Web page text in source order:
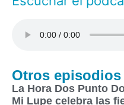
Otros episodios
La Hora Dos Punto
Mi Lupe celebra las